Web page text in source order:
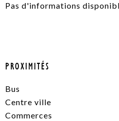
Pas d'informations
PROXIMITÉS
Bus
Centre ville
Commerces